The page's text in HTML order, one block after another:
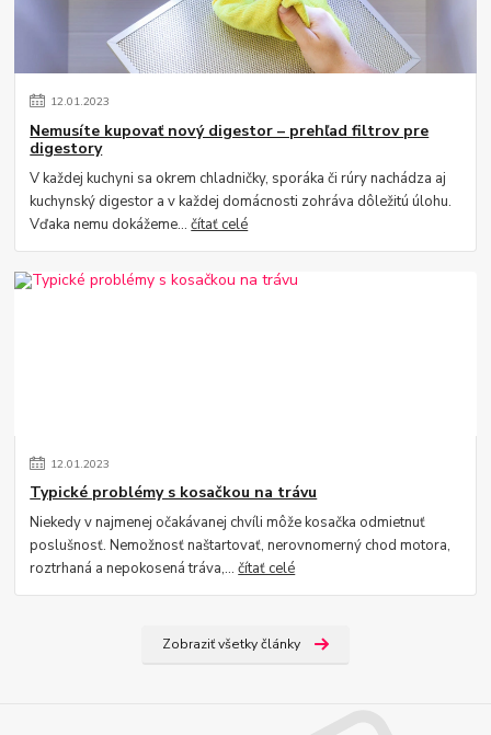
12.01.2023
Nemusíte kupovať nový digestor – prehľad filtrov pre
digestory
V každej kuchyni sa okrem chladničky, sporáka či rúry nachádza aj
kuchynský digestor a v každej domácnosti zohráva dôležitú úlohu.
Vďaka nemu dokážeme...čítať celé
12.01.2023
Typické problémy s kosačkou na trávu
Niekedy v najmenej očakávanej chvíli môže kosačka odmietnuť
poslušnosť. Nemožnosť naštartovať, nerovnomerný chod motora,
roztrhaná a nepokosená tráva,...čítať celé
Zobraziť všetky články